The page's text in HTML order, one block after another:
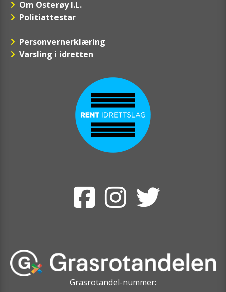
Om Osterøy I.L.
Politiattestar
Personvernerklæring
Varsling i idretten
Grasrotandel-nummer: